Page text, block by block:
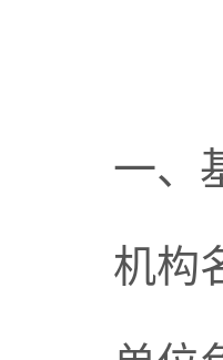
一、
机构